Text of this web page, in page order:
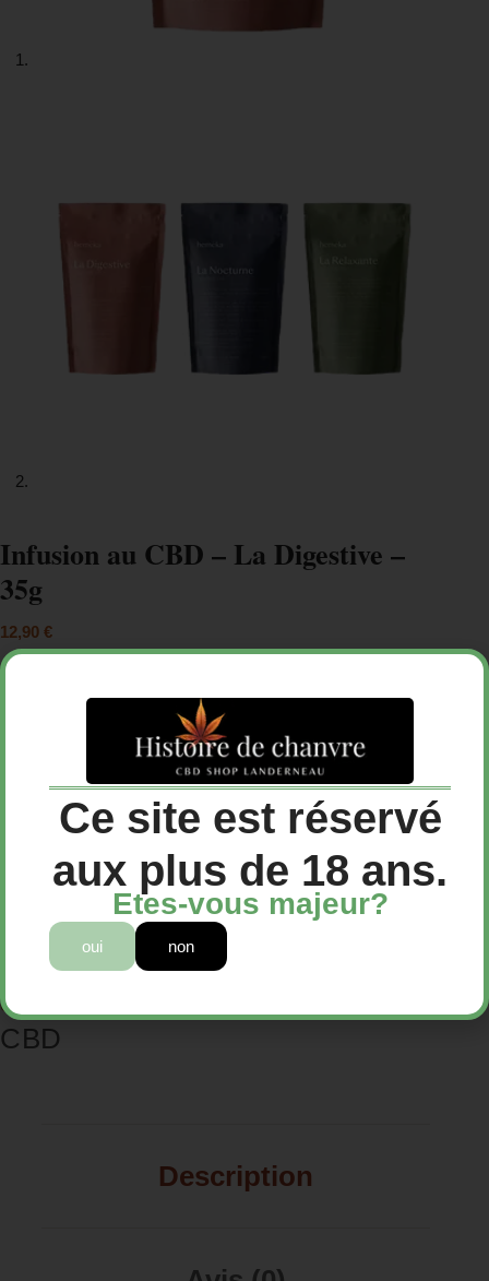
Infusion au CBD – La Digestive –
35g
12,90 €
Infusion au CBD – La Digestive – 35g
Livraison offerte 50€
Ajouter au panier
Catégories :
CBD
Description
Ce site est réservé
aux plus de 18 ans.
Etes-vous majeur?
oui non